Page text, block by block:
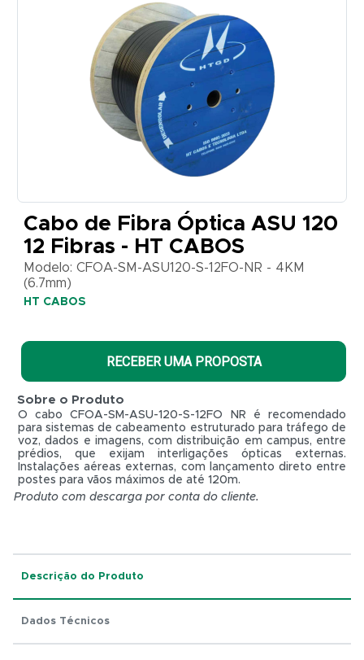
Modelo:
CFOA-
SM-
ASU120-
S-12FO-
NR -
4KM
CABOS
Cabo de Fibra Óptica ASU 120
12 Fibras - HT CABOS
Modelo: CFOA-SM-ASU120-S-12FO-NR - 4KM
(6.7mm)
HT CABOS
RECEBER UMA PROPOSTA
Total:
Sobre o Produto
O cabo CFOA-SM-ASU-120-S-12FO NR é recomendado
para sistemas de cabeamento estruturado para tráfego de
voz, dados e imagens, com distribuição em campus, entre
prédios, que exijam interligações ópticas externas.
Instalações aéreas externas, com lançamento direto entre
postes para vãos máximos de até 120m.
Produto com descarga por conta do cliente.
Descrição do Produto
Dados Técnicos